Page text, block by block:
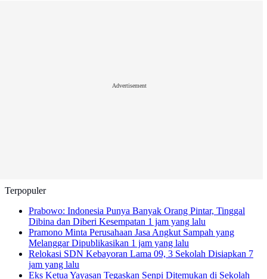
Advertisement
Terpopuler
Prabowo: Indonesia Punya Banyak Orang Pintar, Tinggal
Dibina dan Diberi Kesempatan 1 jam yang lalu
Pramono Minta Perusahaan Jasa Angkut Sampah yang
Melanggar Dipublikasikan 1 jam yang lalu
Relokasi SDN Kebayoran Lama 09, 3 Sekolah Disiapkan 7
jam yang lalu
Eks Ketua Yayasan Tegaskan Senpi Ditemukan di Sekolah